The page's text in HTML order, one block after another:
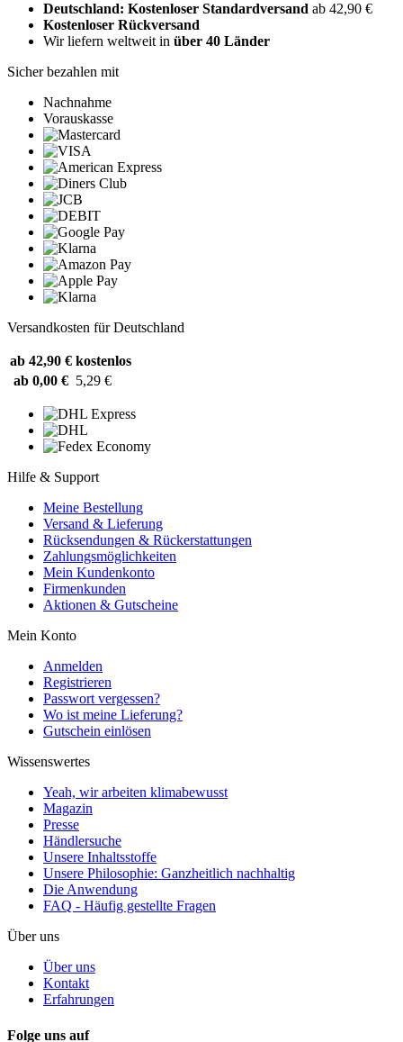
Deutschland: Kostenloser Standardversand ab 42,90 €
Kostenloser Rückversand
Wir liefern weltweit in über 40 Länder
Sicher bezahlen mit
Nachnahme
Vorauskasse
Versandkosten für Deutschland
ab 42,90 € kostenlos
ab 0,00 € 5,29 €
Hilfe & Support
Meine Bestellung
Versand & Lieferung
Rücksendungen & Rückerstattungen
Zahlungsmöglichkeiten
Mein Kundenkonto
Firmenkunden
Aktionen & Gutscheine
Mein Konto
Anmelden
Registrieren
Passwort vergessen?
Wo ist meine Lieferung?
Gutschein einlösen
Wissenswertes
Yeah, wir arbeiten klimabewusst
Magazin
Presse
Händlersuche
Unsere Inhaltsstoffe
Unsere Philosophie: Ganzheitlich nachhaltig
Die Anwendung
FAQ - Häufig gestellte Fragen
Über uns
Über uns
Kontakt
Erfahrungen
Folge uns auf